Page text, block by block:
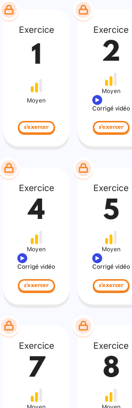
Exercice
1
Moyen
s'exercer
Exercice
2
Moyen
Corrigé vidéo
s'exercer
Exercice
4
Moyen
Corrigé vidéo
s'exercer
Exercice
5
Moyen
Corrigé vidéo
s'exercer
Exercice
7
Exercice
8